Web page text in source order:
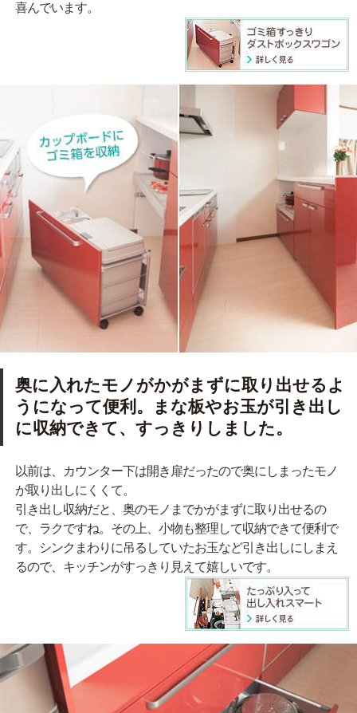
喜んでいます。
奥に入れたモノがかがまずに取り出せるよ
うになって便利。まな板やお玉が引き出し
に収納できて、すっきりしました。
以前は、カウンター下は開き扉だったので奥にしまったモノ
が取り出しにくくて。
引き出し収納だと、奥のモノまでかがまずに取り出せるの
で、ラクですね。その上、小物も整理して収納できて便利で
す。シンクまわりに吊るしていたお玉など引き出しにしまえ
るので、キッチンがすっきり見えて嬉しいです。